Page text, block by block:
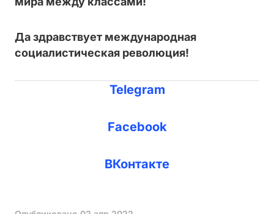
Да здравствует международная
социалистическая революция!
Telegram
Facebook
ВКонтакте